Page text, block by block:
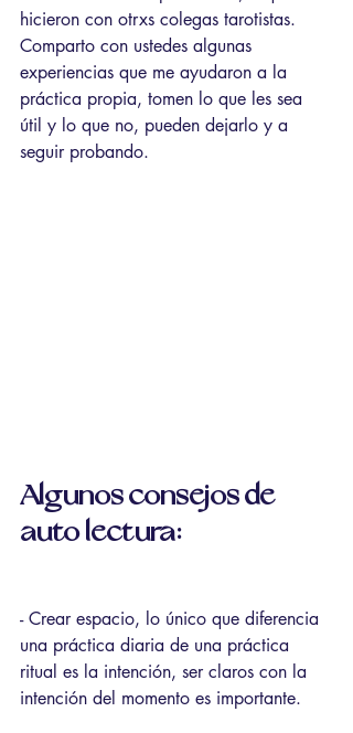
hicieron con otrxs colegas tarotistas.
Comparto con ustedes algunas
experiencias que me ayudaron a la
práctica propia, tomen lo que les sea
útil y lo que no, pueden dejarlo y a
seguir probando.
Algunos consejos de
auto lectura:
- Crear espacio, lo único que diferencia
una práctica diaria de una práctica
ritual es la intención, ser claros con la
intención del momento es importante.